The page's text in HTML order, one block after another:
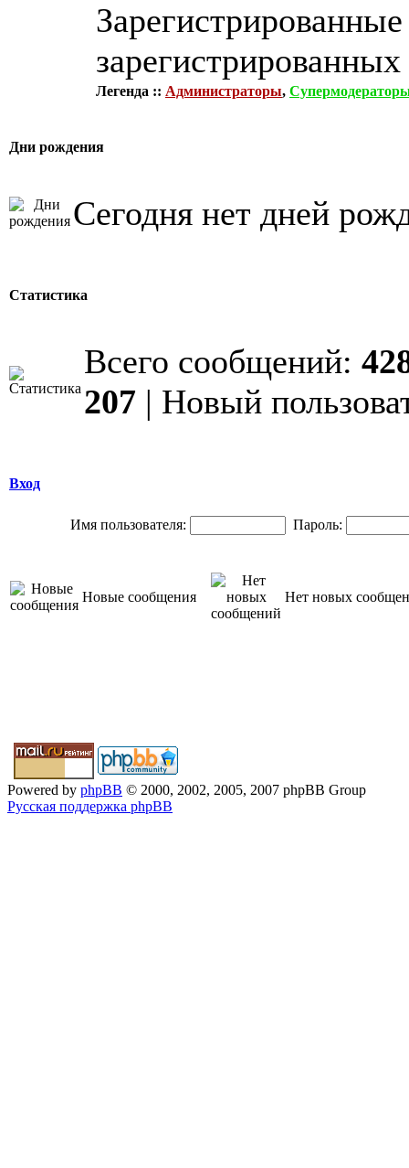
зарегистрированных
Легенда :: Администраторы,
Дни рождения
Сегодня нет дней
Статистика
Всего сообщений:
207 | Новый
Вход
Имя пользователя: Пароль:
Новые сообщения Нет новых
Powered by phpBB © 2000, 2002, 2005, 2007 phpBB Group
Русская поддержка phpBB